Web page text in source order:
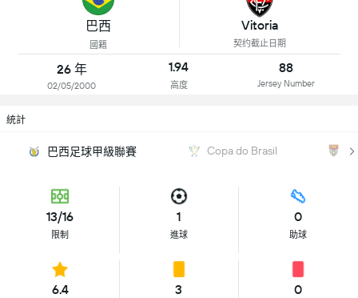
巴西
國籍
Vitoria
契约截止日期
26 年
02/05/2000
1.94
高度
88
Jersey Number
統計
巴西足球甲級聯賽 Copa do Brasil
13/16
限制
1
進球
0
助球
6.4 3 0